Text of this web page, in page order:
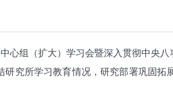
心组（扩大）学习会暨深入贯彻中央
究所学习教育情况，研究部署巩固